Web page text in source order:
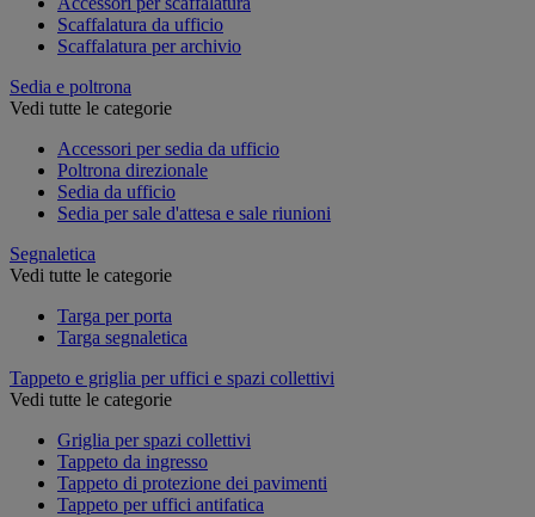
Scaffalatura da ufficio
Scaffalatura per archivio
Sedia e poltrona
Vedi tutte le categorie
Accessori per sedia da ufficio
Poltrona direzionale
Sedia da ufficio
Sedia per sale d'attesa e sale riunioni
Segnaletica
Vedi tutte le categorie
Targa per porta
Targa segnaletica
Tappeto e griglia per uffici e spazi collettivi
Vedi tutte le categorie
Griglia per spazi collettivi
Tappeto da ingresso
Tappeto di protezione dei pavimenti
Tappeto per uffici antifatica